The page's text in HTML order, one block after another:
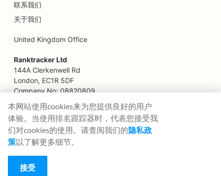
高级餐厅的搜索引擎优化
财务规划师的搜索引擎优化
为美食广场提供搜索引擎优化
花店搜索引擎优化
法国糕点店搜索引擎优化
家具店搜索引擎优化
冷冻酸奶店搜索引擎优化
联系我们
关于我们
United Kingdom Office
Ranktracker Ltd
144A Clerkenwell Rd
London, EC1R 5DF
Company No: 08820809
felix@ranktracker.com
2015 -2026© Ranktracker. All Rights Reserved.
本网站使用cookies来为您提供良好的用户
体验。当使用排名跟踪器时，代表您接受我
们对cookies的使用。请查阅我们的隐私政
策以了解更多细节。
接受